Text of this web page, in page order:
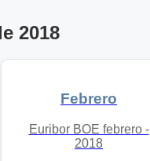
2018
Febrero
Euribor BOE febrero -
2018